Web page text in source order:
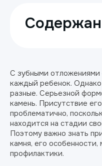
С зубными отложениями
каждый ребенок.
разные. Серьезной
камень. Присутствие
проблематично,
находится на стадии
Поэтому важно знать
камня, его
профилактики.